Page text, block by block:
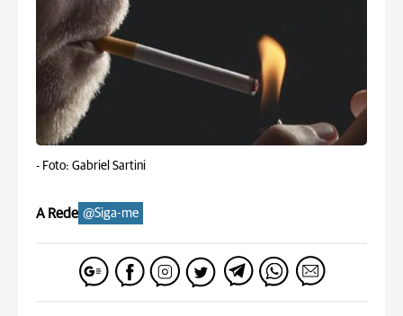
- Foto: Gabriel Sartini
A Rede @Siga-me